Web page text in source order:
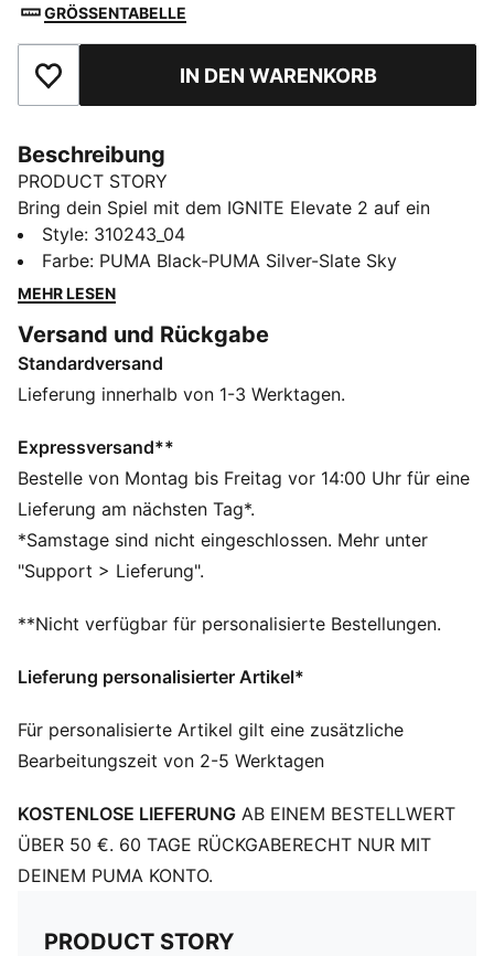
GRÖSSENTABELLE
Zu Favoriten hinzufügenIN DEN WARENKORB
Beschreibung
PRODUCT STORY
Bring dein Spiel mit dem IGNITE Elevate 2 auf ein
neues Level. Diese Version des IGNITE Elevate hat eine
stützende Zwischensohle mit der FLOATPLATE
Technologie, die den Mittelfuß stabilisiert und einen
PWRSADDLE umschließt deinen Fuß für minimale
Bewegung bei kraftvollen Schwüngen.
FEATURES + VORTEILE
Energierückgabe, reaktionsfreudigen Komfort und
überlegenen Einstiegskomfort bietet
DETAILS
Reguläre Breite
Kunststoff
Schnürung
Mittelfuß stabilisiert und für Halt bei Drehbewegungen
1 Jahr wasserdichter Schutz
Style: 310243_04
Farbe: PUMA Black-PUMA Silver-Slate Sky
MEHR LESEN
Versand und Rückgabe
Standardversand
Lieferung innerhalb von 1-3 Werktagen.
Expressversand**
Bestelle von Montag bis Freitag vor 14:00 Uhr für eine
Lieferung am nächsten Tag*.
*Samstage sind nicht eingeschlossen. Mehr unter
"Support > Lieferung".
**Nicht verfügbar für personalisierte Bestellungen.
Lieferung personalisierter Artikel*
Für personalisierte Artikel gilt eine zusätzliche
Bearbeitungszeit von 2-5 Werktagen
KOSTENLOSE LIEFERUNG AB EINEM BESTELLWERT
ÜBER 50 €. 60 TAGE RÜCKGABERECHT NUR MIT
DEINEM PUMA KONTO.
PRODUCT STORY